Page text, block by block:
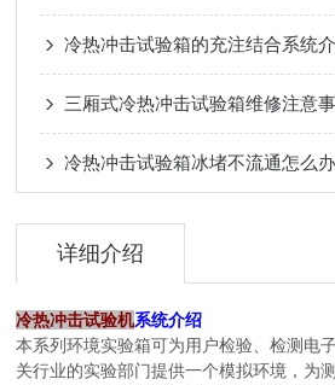
冷热冲击试验箱的充注结合系统
三厢式冷热冲击试验箱维修注意
冷热冲击试验箱冰堵不流通怎么
详细介绍
冷热冲击试验机系统介绍
本系列环境实验箱可为用户检验、检测电
关行业的实验部门提供一个模拟环境，为